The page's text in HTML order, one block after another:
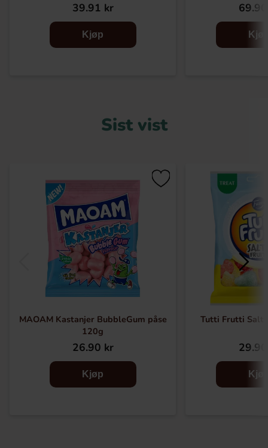
39.91 kr
Kjøp
Sist vist
MAOAM Kastanjer BubbleGum påse
120g
26.90 kr
Kjøp
Tutti Frutti